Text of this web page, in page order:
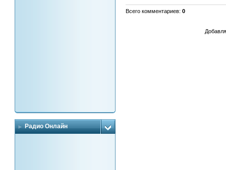
Радио Онлайн
Всего комментариев:0